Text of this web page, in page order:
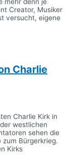
Creator, Musiker
versucht, eigene
Charlie
Charlie Kirk in
westlichen
sehen die
zum Bürgerkrieg.
Kirks